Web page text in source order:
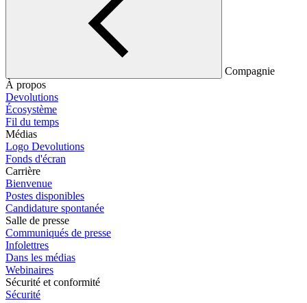
Compagnie
À propos
Devolutions
Écosystème
Fil du temps
Médias
Logo Devolutions
Fonds d'écran
Carrière
Bienvenue
Postes disponibles
Candidature spontanée
Salle de presse
Communiqués de presse
Infolettres
Dans les médias
Webinaires
Sécurité et conformité
Sécurité